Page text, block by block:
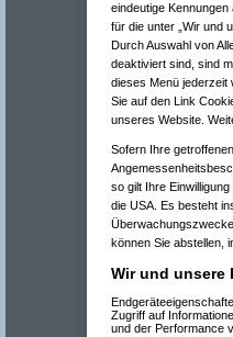
eindeutige
für die unter „Wir und
Durch Auswahl von
deaktiviert sind, sind
dieses Menü jederzeit
Sie auf den Link
unseres Website.
Sofern Ihre
so gilt Ihre
die USA. Es besteht
können Sie abstellen,
Wir und unsere
Zugriff auf
und der Performance